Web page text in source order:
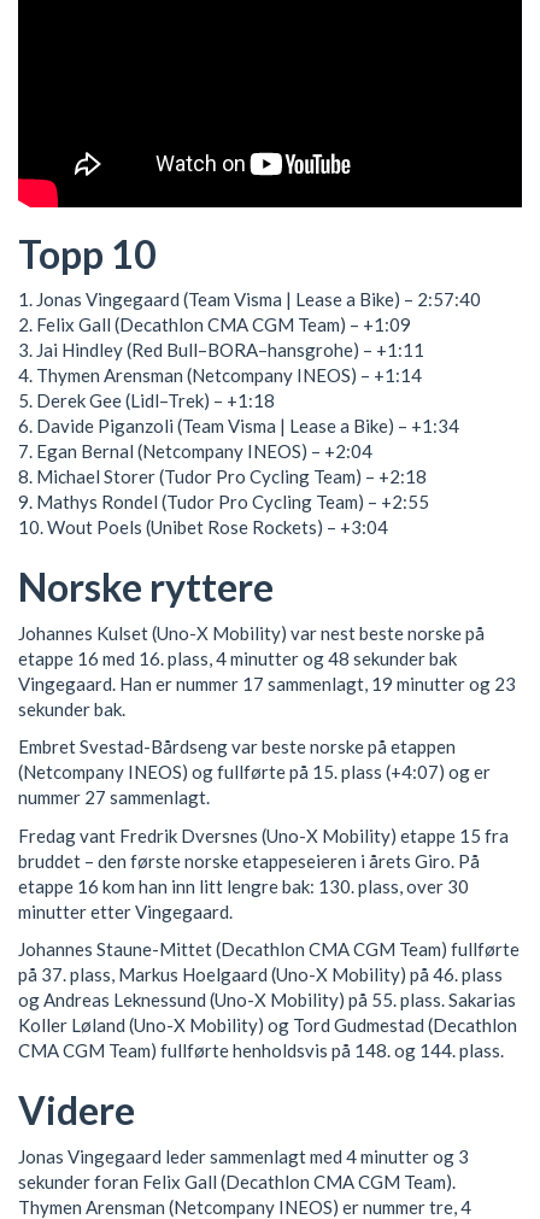
Topp 10
1. Jonas Vingegaard (Team Visma | Lease a Bike) – 2:57:40
2. Felix Gall (Decathlon CMA CGM Team) – +1:09
3. Jai Hindley (Red Bull–BORA–hansgrohe) – +1:11
4. Thymen Arensman (Netcompany INEOS) – +1:14
5. Derek Gee (Lidl–Trek) – +1:18
6. Davide Piganzoli (Team Visma | Lease a Bike) – +1:34
7. Egan Bernal (Netcompany INEOS) – +2:04
8. Michael Storer (Tudor Pro Cycling Team) – +2:18
9. Mathys Rondel (Tudor Pro Cycling Team) – +2:55
10. Wout Poels (Unibet Rose Rockets) – +3:04
Norske ryttere
Johannes Kulset (Uno-X Mobility) var nest beste norske på
etappe 16 med 16. plass, 4 minutter og 48 sekunder bak
Vingegaard. Han er nummer 17 sammenlagt, 19 minutter og 23
sekunder bak.
Embret Svestad-Bårdseng var beste norske på etappen
(Netcompany INEOS) og fullførte på 15. plass (+4:07) og er
nummer 27 sammenlagt.
Fredag vant Fredrik Dversnes (Uno-X Mobility) etappe 15 fra
bruddet – den første norske etappeseieren i årets Giro. På
etappe 16 kom han inn litt lengre bak: 130. plass, over 30
minutter etter Vingegaard.
Johannes Staune-Mittet (Decathlon CMA CGM Team) fullførte
på 37. plass, Markus Hoelgaard (Uno-X Mobility) på 46. plass
og Andreas Leknessund (Uno-X Mobility) på 55. plass. Sakarias
Koller Løland (Uno-X Mobility) og Tord Gudmestad (Decathlon
CMA CGM Team) fullførte henholdsvis på 148. og 144. plass.
Videre
Jonas Vingegaard leder sammenlagt med 4 minutter og 3
sekunder foran Felix Gall (Decathlon CMA CGM Team).
Thymen Arensman (Netcompany INEOS) er nummer tre, 4